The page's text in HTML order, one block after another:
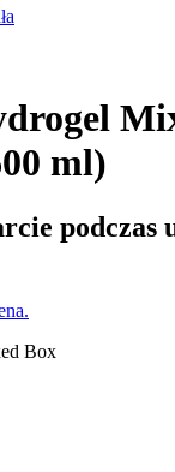
ml)
podczas
Box